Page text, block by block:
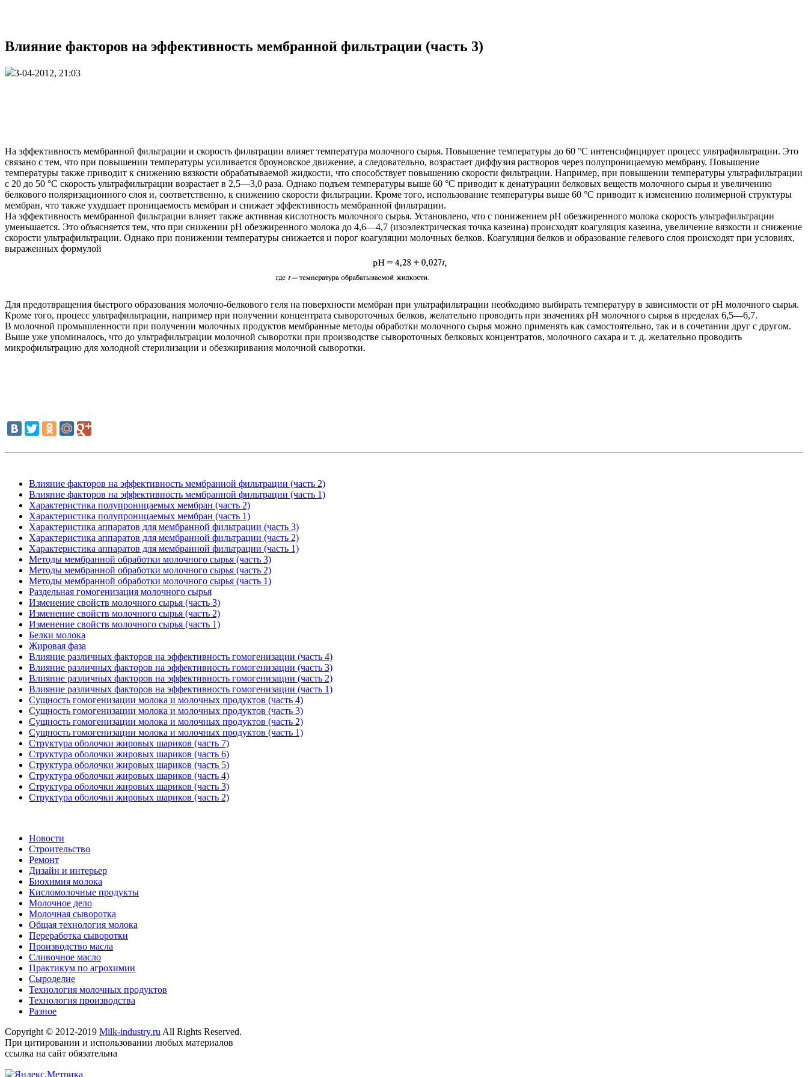
Влияние факторов на эффективность мембранной фильтрации (часть 3)
3-04-2012, 21:03
На эффективность мембранной фильтрации и скорость фильтрации влияет температура молочного сырья. Повышение температуры до 60 °С интенсифицирует процесс ультрафильтрации. Это
связано с тем, что при повышении температуры усиливается броуновское движение, а следовательно, возрастает диффузия растворов через полупроницаемую мембрану. Повышение
температуры также приводит к снижению вязкости обрабатываемой жидкости, что способствует повышению скорости фильтрации. Например, при повышении температуры ультрафильтрации
с 20 до 50 °С скорость ультрафильтрации возрастает в 2,5—3,0 раза. Однако подъем температуры выше 60 °С приводит к денатурации белковых веществ молочного сырья и увеличению
белкового поляризационного слоя и, соответственно, к снижению скорости фильтрации. Кроме того, использование температуры выше 60 °С приводит к изменению полимерной структуры
мембран, что также ухудшает проницаемость мембран и снижает эффективность мембранной фильтрации.
На эффективность мембранной фильтрации влияет также активная кислотность молочного сырья. Установлено, что с понижением pH обезжиренного молока скорость ультрафильтрации
уменьшается. Это объясняется тем, что при снижении pH обезжиренного молока до 4,6—4,7 (изоэлектрическая точка казеина) происходят коагуляция казеина, увеличение вязкости и снижение
скорости ультрафильтрации. Однако при понижении температуры снижается и порог коагуляции молочных белков. Коагуляция белков и образование гелевого слоя происходят при условиях,
выраженных формулой
Для предотвращения быстрого образования молочно-белкового геля на поверхности мембран при ультрафильтрации необходимо выбирать температуру в зависимости от pH молочного сырья.
Кроме того, процесс ультрафильтрации, например при получении концентрата сывороточных белков, желательно проводить при значениях pH молочного сырья в пределах 6,5—6,7.
В молочной промышленности при получении молочных продуктов мембранные методы обработки молочного сырья можно применять как самостоятельно, так и в сочетании друг с другом.
Выше уже упоминалось, что до ультрафильтрации молочной сыворотки при производстве сывороточных белковых концентратов, молочного сахара и т. д. желательно проводить
микрофильтрацию для холодной стерилизации и обезжиривания молочной сыворотки.
Влияние факторов на эффективность мембранной фильтрации (часть 2)
Влияние факторов на эффективность мембранной фильтрации (часть 1)
Характеристика полупроницаемых мембран (часть 2)
Характеристика полупроницаемых мембран (часть 1)
Характеристика аппаратов для мембранной фильтрации (часть 3)
Характеристика аппаратов для мембранной фильтрации (часть 2)
Характеристика аппаратов для мембранной фильтрации (часть 1)
Методы мембранной обработки молочного сырья (часть 3)
Методы мембранной обработки молочного сырья (часть 2)
Методы мембранной обработки молочного сырья (часть 1)
Раздельная гомогенизация молочного сырья
Изменение свойств молочного сырья (часть 3)
Изменение свойств молочного сырья (часть 2)
Изменение свойств молочного сырья (часть 1)
Белки молока
Жировая фаза
Влияние различных факторов на эффективность гомогенизации (часть 4)
Влияние различных факторов на эффективность гомогенизации (часть 3)
Влияние различных факторов на эффективность гомогенизации (часть 2)
Влияние различных факторов на эффективность гомогенизации (часть 1)
Сущность гомогенизации молока и молочных продуктов (часть 4)
Сущность гомогенизации молока и молочных продуктов (часть 3)
Сущность гомогенизации молока и молочных продуктов (часть 2)
Сущность гомогенизации молока и молочных продуктов (часть 1)
Структура оболочки жировых шариков (часть 7)
Структура оболочки жировых шариков (часть 6)
Структура оболочки жировых шариков (часть 5)
Структура оболочки жировых шариков (часть 4)
Структура оболочки жировых шариков (часть 3)
Структура оболочки жировых шариков (часть 2)
Новости
Строительство
Ремонт
Дизайн и интерьер
Биохимия молока
Кисломолочные продукты
Молочное дело
Молочная сыворотка
Общая технология молока
Переработка сыворотки
Производство масла
Сливочное масло
Практикум по агрохимии
Сыроделие
Технология молочных продуктов
Технология производства
Разное
Copyright © 2012-2019 Milk-industry.ru All Rights Reserved.
При цитировании и использовании любых материалов
ссылка на сайт обязательна